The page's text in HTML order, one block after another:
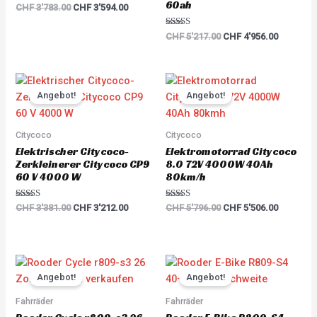
Rated
5.00
CHF3'783.00 CHF3'594.00 60ah
Rated
5.00
CHF5'217.00 CHF4'956.00
Angebot!
Citycoco
Elektrischer Citycoco-
Zerkleinerer Citycoco CP9
60 V 4000 W
Rated
CHF3'381.00
Original
price
was:
CHF 3'381.00.
CHF3'212.00
Current
is:
CHF 3'212.00.
Angebot!
Citycoco
Elektromotorrad Citycoco
8.0 72V 4000W 40Ah
80km/h
Rated
CHF5'796.00
Original
price
was:
CHF 5'796.00.
CHF5'506.00
is:
Angebot!
Fahrräder
Original
price
was:
Current
is:
CHF 2'671.00.
Angebot!
Fahrräder
Original
price
was:
Current